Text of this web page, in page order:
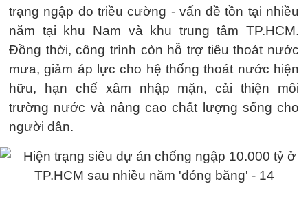
trạng ngập do triều cường - vấn đề tồn tại nhiều
năm tại khu Nam và khu trung tâm TP.HCM.
Đồng thời, công trình còn hỗ trợ tiêu thoát nước
mưa, giảm áp lực cho hệ thống thoát nước hiện
hữu, hạn chế xâm nhập mặn, cải thiện môi
trường nước và nâng cao chất lượng sống cho
người dân.